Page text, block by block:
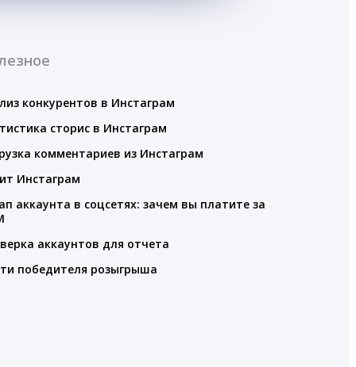
конкурентов в Инстаграм
сторис в Инстаграм
комментариев из Инстаграм
Инстаграм
аккаунта в соцсетях: зачем вы платите за
аккаунтов для отчета
победителя розыгрыша